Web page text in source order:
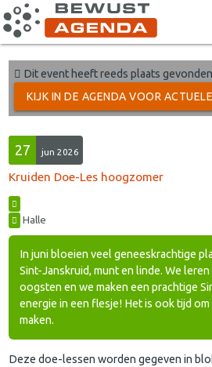
Dit event heeft reeds plaats gevonden
KIJK IN DE AGENDA VOOR
27 jun 2026
Kruiden Doe-Les hoogzomer
Halle
In juni bloeien veel geneeskrachtige
Sint-Janskruid, munt en linde. We
oogsten en we maken een prachtige
energie in een flesje! Het is ook tijd
maken.
Deze doe-lessen worden gegeven in